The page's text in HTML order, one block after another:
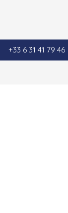
+33 6 31 41 79 46